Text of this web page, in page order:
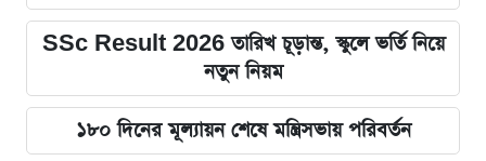
SSc Result 2026 তারিখ চূড়ান্ত, স্কুলে ভর্তি নিয়ে
নতুন নিয়ম
১৮০ দিনের মূল্যায়ন শেষে মন্ত্রিসভায় পরিবর্তন